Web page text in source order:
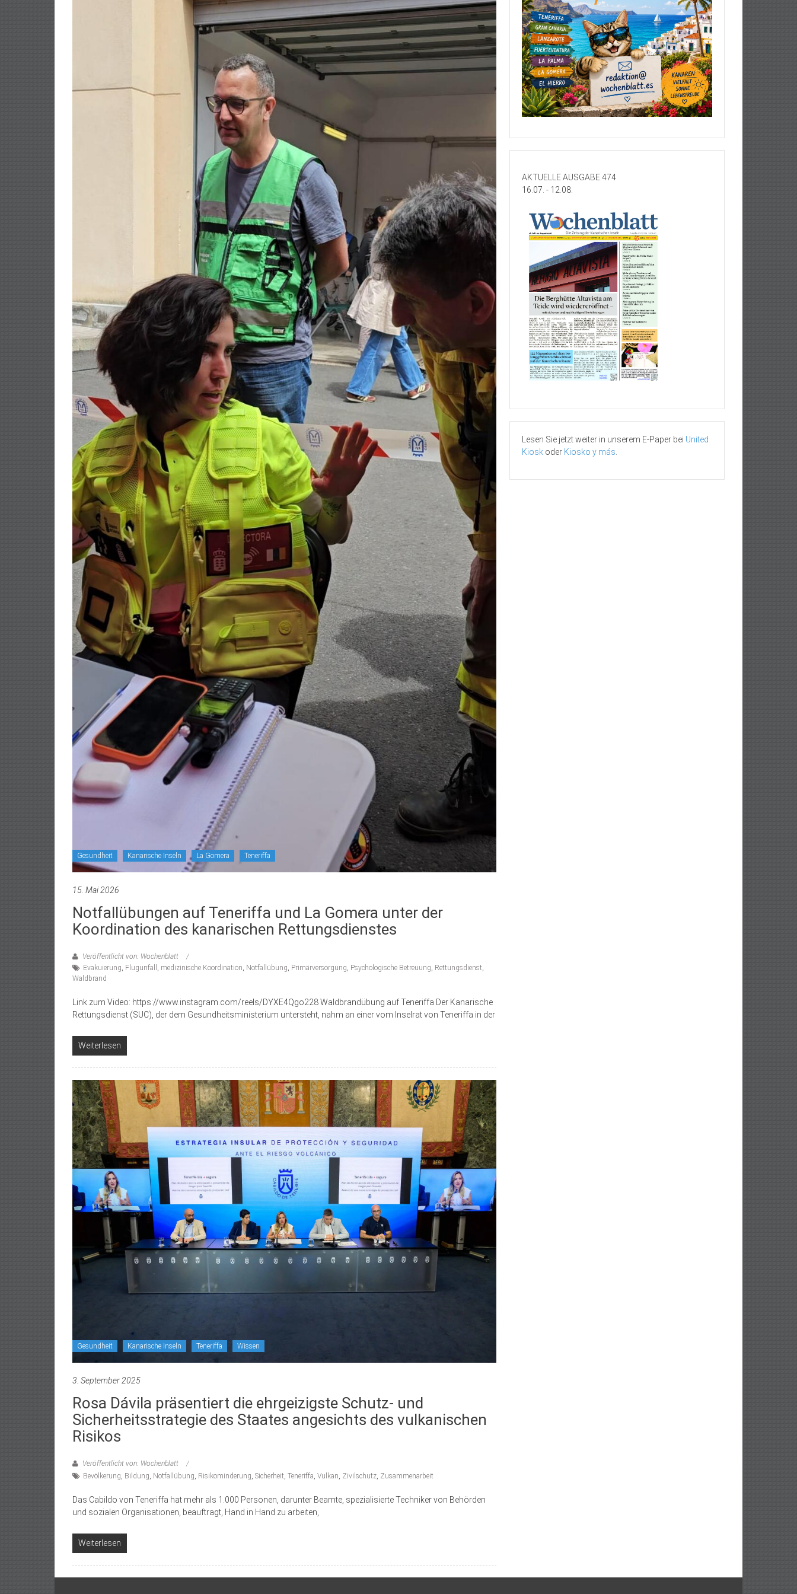
Gesundheit Kanarische Inseln La Gomera Teneriffa
15. Mai 2026
Notfallübungen auf Teneriffa und La Gomera unter der
Koordination des kanarischen Rettungsdienstes
Veröffentlicht von: Wochenblatt
Evakuierung, Flugunfall , medizinische Koordination, Notfallübung, Primärversorgung, Psychologische Betreuung, Rettungsdienst,
Waldbrand
Link zum Video: https://www.instagram.com/reels/DYXE4Qgo228 Waldbrandübung auf Teneriffa Der Kanarische
Rettungsdienst (SUC), der dem Gesundheitsministerium untersteht, nahm an einer vom Inselrat von Teneriffa in der
Weiterlesen
Gesundheit Kanarische Inseln Teneriffa Wissen
3. September 2025
Rosa Dávila präsentiert die ehrgeizigste Schutz- und
Sicherheitsstrategie des Staates angesichts des vulkanischen
Risikos
Veröffentlicht von: Wochenblatt
Bevölkerung, Bildung, Notfallübung, Risikominderung, Sicherheit, Teneriffa, Vulkan, Zivilschutz, Zusammenarbeit
Das Cabildo von Teneriffa hat mehr als 1.000 Personen, darunter Beamte, spezialisierte Techniker von Behörden
und sozialen Organisationen, beauftragt, Hand in Hand zu arbeiten,
Weiterlesen
AKTUELLE AUSGABE 474
16.07. - 12.08.
Lesen Sie jetzt weiter in unserem E-Paper bei United
Kiosk oder Kiosko y más